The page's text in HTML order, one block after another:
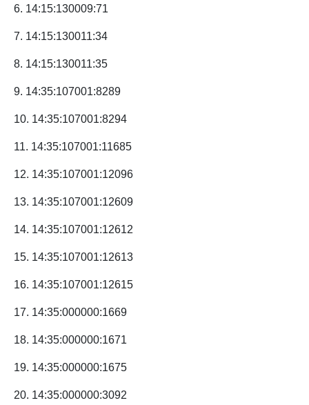
6. 14:15:130009:71
7. 14:15:130011:34
8. 14:15:130011:35
9. 14:35:107001:8289
10. 14:35:107001:8294
11. 14:35:107001:11685
12. 14:35:107001:12096
13. 14:35:107001:12609
14. 14:35:107001:12612
15. 14:35:107001:12613
16. 14:35:107001:12615
17. 14:35:000000:1669
18. 14:35:000000:1671
19. 14:35:000000:1675
20. 14:35:000000:3092